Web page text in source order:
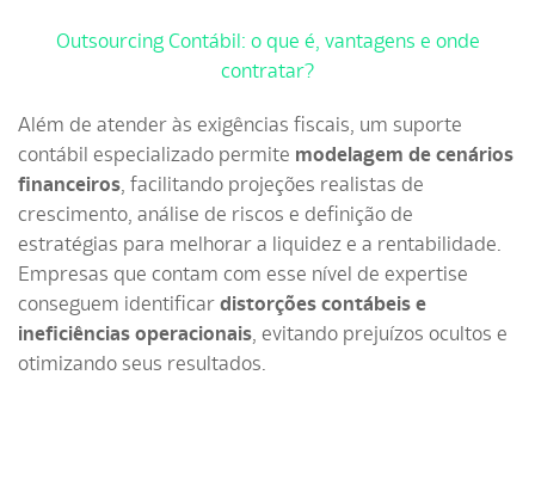
Outsourcing Contábil: o que é, vantagens e onde
contratar?
Além de atender às exigências fiscais, um suporte
contábil especializado permite modelagem de cenários
financeiros , facilitando projeções realistas de
crescimento, análise de riscos e definição de
estratégias para melhorar a liquidez e a rentabilidade.
Empresas que contam com esse nível de expertise
conseguem identificar distorções contábeis e
ineficiências operacionais , evitando prejuízos ocultos e
otimizando seus resultados.